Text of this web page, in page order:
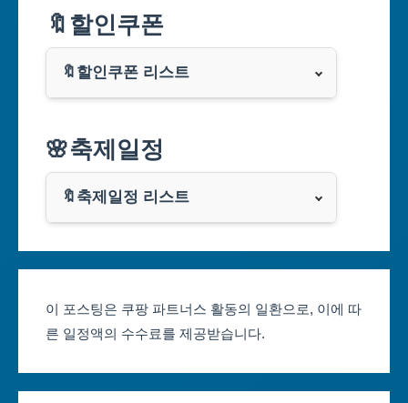
부산광역시
대구광역시
인천광역시
광주광역시
대전광역시
🔖할인쿠폰
🔖할인쿠폰 리스트
쿠팡
클룩
🌸축제일정
🔖축제일정 리스트
대구축제 일정
인천축제 일정
이 포스팅은 쿠팡 파트너스 활동의 일환으로, 이에 따
른 일정액의 수수료를 제공받습니다.